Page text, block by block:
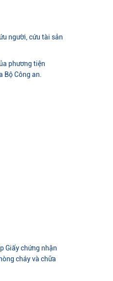
người, cứu tài sản
phương tiện
Công an.
Giấy chứng nhận
cháy và chữa